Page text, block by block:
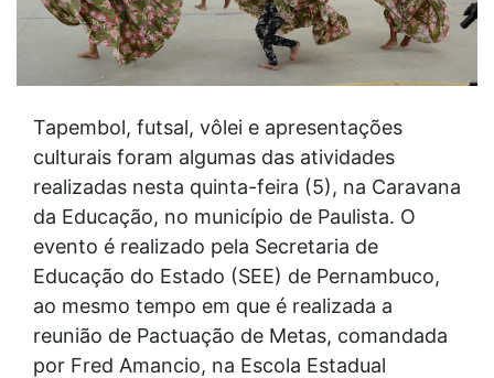
Tapembol, futsal, vôlei e apresentações
culturais foram algumas das atividades
realizadas nesta quinta-feira (5), na Caravana
da Educação, no município de Paulista. O
evento é realizado pela Secretaria de
Educação do Estado (SEE) de Pernambuco,
ao mesmo tempo em que é realizada a
reunião de Pactuação de Metas, comandada
por Fred Amancio, na Escola Estadual